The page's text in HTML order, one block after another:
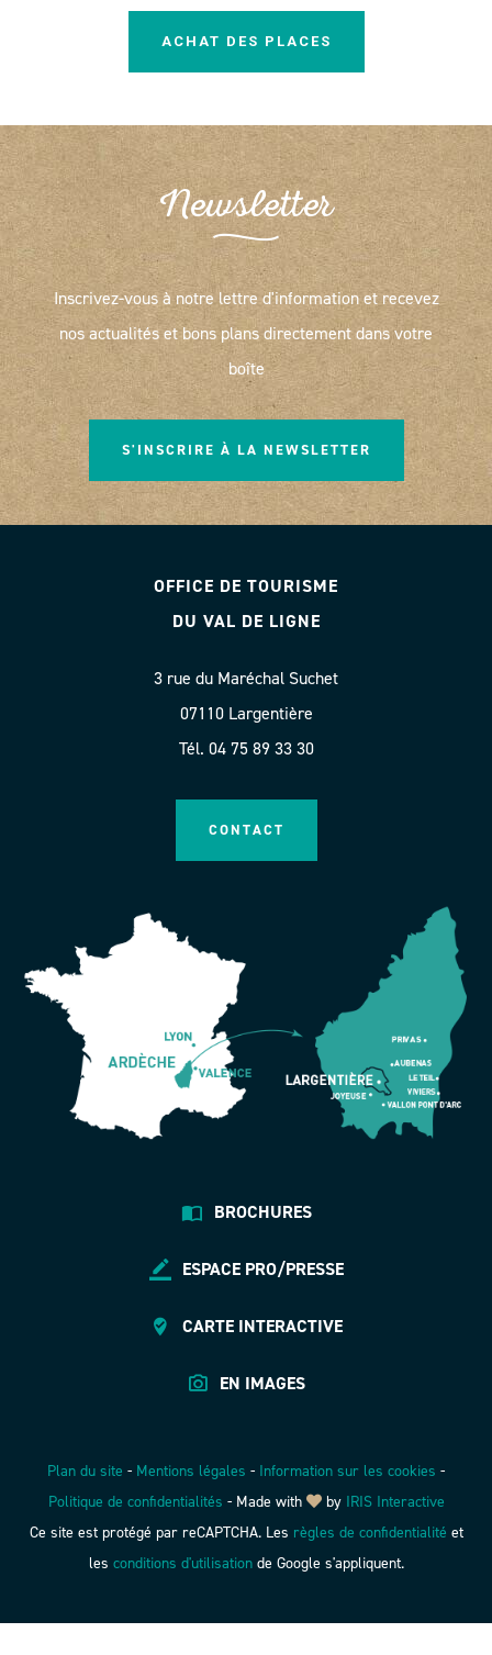
ACHAT DES PLACES
Newsletter
Inscrivez-vous à notre lettre d'information et recevez
nos actualités et bons plans directement dans votre
boîte
S'INSCRIRE À LA NEWSLETTER
OFFICE DE TOURISME
DU VAL DE LIGNE
3 rue du Maréchal Suchet
07110 Largentière
Tél. 04 75 89 33 30
CONTACT
BROCHURES
ESPACE PRO/PRESSE
CARTE INTERACTIVE
EN IMAGES
Plan du site - Mentions légales - Information sur les cookies -
Politique de confidentialités -Made with by IRIS Interactive
Ce site est protégé par reCAPTCHA. Les règles de confidentialité et
les conditions d'utilisationde Google s'appliquent.